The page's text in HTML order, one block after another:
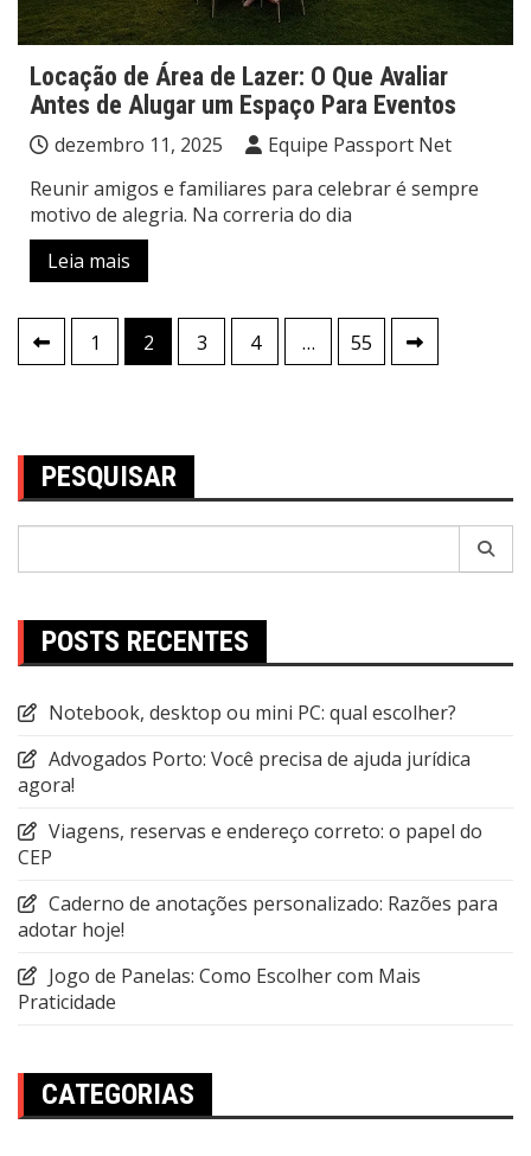
Locação de Área de Lazer: O Que Avaliar
Antes de Alugar um Espaço Para Eventos
dezembro 11, 2025
Equipe Passport Net
Reunir amigos e familiares para celebrar é sempre
motivo de alegria. Na correria do dia
Leia mais
Navegação
por
1 2 3 4 … 55
PESQUISAR
POSTS RECENTES
Notebook, desktop ou mini PC: qual escolher?
Advogados Porto: Você precisa de ajuda jurídica
agora!
Viagens, reservas e endereço correto: o papel do
CEP
Caderno de anotações personalizado: Razões para
adotar hoje!
Jogo de Panelas: Como Escolher com Mais
Praticidade
CATEGORIAS